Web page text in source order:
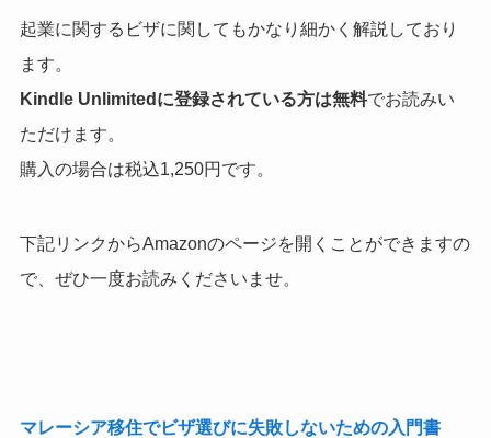
起業に関するビザに関してもかなり細かく解説しており
ます。
Kindle Unlimitedに登録されている方は無料でお読みい
ただけます。
購入の場合は税込1,250円です。
下記リンクからAmazonのページを開くことができますの
で、ぜひ一度お読みくださいませ。
マレーシア移住でビザ選びに失敗しないための入門書